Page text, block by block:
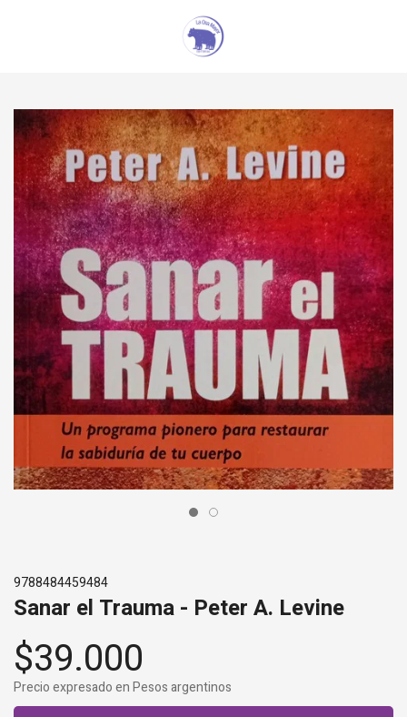
9788484459484
Sanar el Trauma - Peter A. Levine
$39.000
Precio expresado en Pesos argentinos